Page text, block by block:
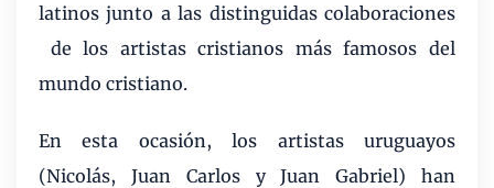
latinos junto a las distinguidas colaboraciones
de los artistas cristianos más famosos del
mundo cristiano.
En esta ocasión, los artistas uruguayos
(Nicolás, Juan Carlos y Juan Gabriel) han